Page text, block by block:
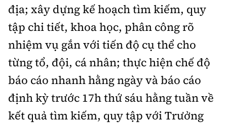
địa; xây dựng kế hoạch tìm kiếm, quy
tập chi tiết, khoa học, phân công rõ
nhiệm vụ gắn với tiến độ cụ thể cho
từng tổ, đội, cá nhân; thực hiện chế độ
báo cáo nhanh hằng ngày và báo cáo
định kỳ trước 17h thứ sáu hằng tuần về
kết quả tìm kiếm, quy tập với Trưởng